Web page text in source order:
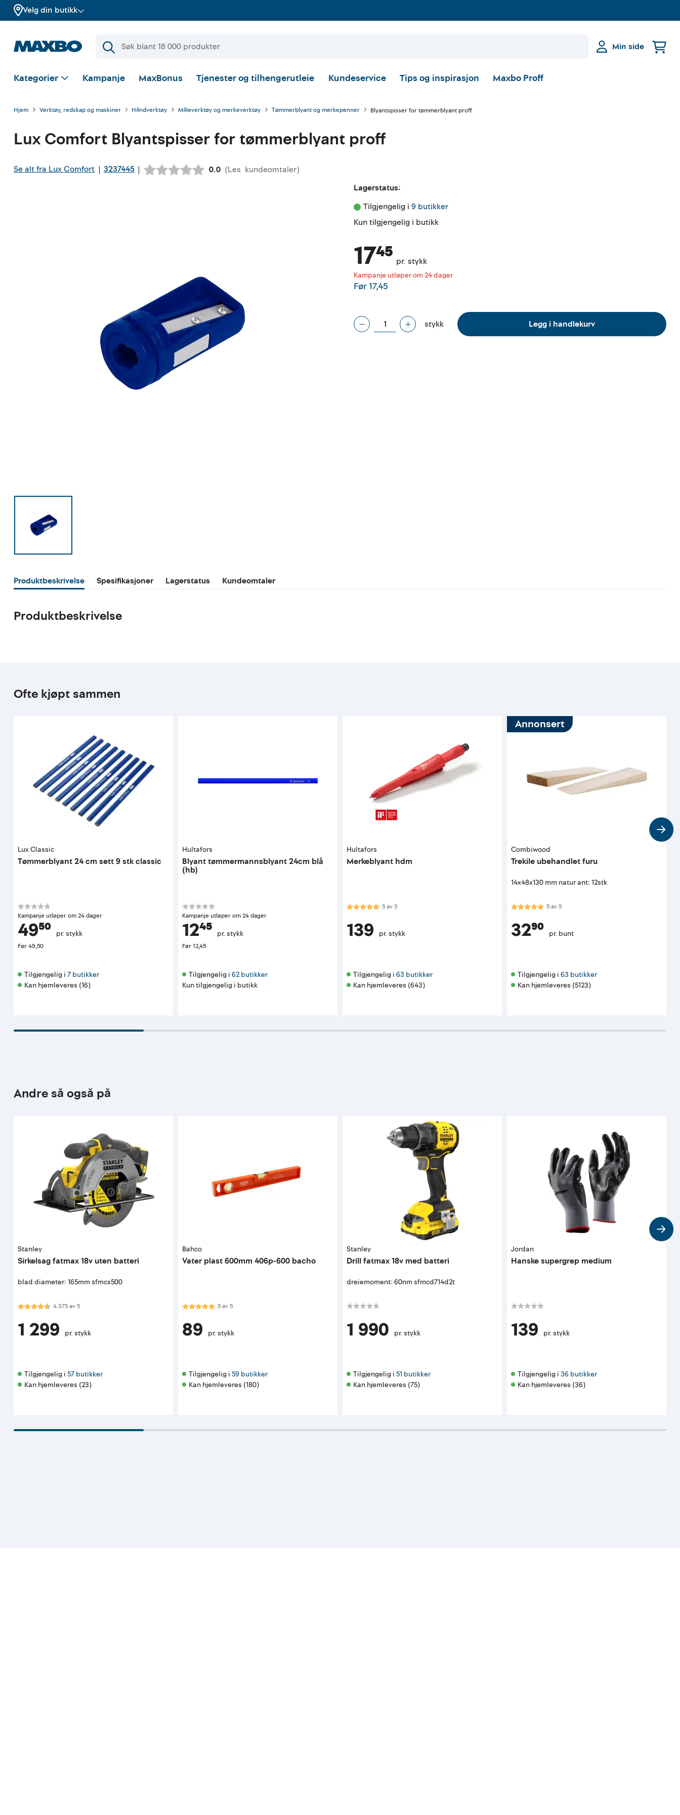
Velg din butikk
Min side
Kategorier Kampanje MaxBonus Tjenester og tilhengerutleie Kundeservice Tips og inspirasjon Maxbo Proff
Hjem Verktøy, redskap og maskiner Håndverktøy Måleverktøy og merkeverktøy Tømmerblyant og merkepenner Blyantspisser for tømmerblyant proff
Lux Comfort Blyantspisser for tømmerblyant proff
Se alt fra Lux Comfort | 3237445 | Gjennomsnittskarakter:
0.0 (Les kundeomtaler)
Lagerstatus:
Tilgjengelig i 9 butikker
Kun tilgjengelig i butikk
Kampanje utløper om 24 dager
17⁴⁵ pr. stykk
Før17,45
stykk Legg i handlekurv
Produktbeskrivelse Spesifikasjoner Lagerstatus Kundeomtaler
Produktbeskrivelse
Ofte kjøpt sammen
Lux Classic
Tømmerblyant 24 cm sett 9 stk classic
Kampanje utløper om 24 dager
49⁵⁰ pr. stykk
Før49,50
Tilgjengelig i 7 butikker
Kan hjemleveres (16)
Hultafors
Blyant tømmermannsblyant 24cm blå
(hb)
Kampanje utløper om 24 dager
12⁴⁵ pr. stykk
Før12,45
Tilgjengelig i 62 butikker
Kun tilgjengelig i butikk
Hultafors
Merkeblyant hdm
Karakter:5.0 av 5 mulige
5av5
139 pr. stykk
Tilgjengelig i 63 butikker
Kan hjemleveres (643)
Annonsert
Combiwood
Trekile ubehandlet furu
14x48x130 mm natur ant: 12stk
Karakter:5.0 av 5 mulige
5av5
32⁹⁰ pr. bunt
Tilgjengelig i 63 butikker
Kan hjemleveres (5123)
Andre så også på
Stanley
Sirkelsag fatmax 18v uten batteri
blad diameter: 165mm sfmcs500
Karakter:4.4 av 5 mulige
4.375av5
1 299 pr. stykk
Tilgjengelig i 57 butikker
Kan hjemleveres (23)
Bahco
Vater plast 600mm 406p-600 bacho
Karakter:5.0 av 5 mulige
5av5
89 pr. stykk
Tilgjengelig i 59 butikker
Kan hjemleveres (180)
Stanley
Drill fatmax 18v med batteri
dreiemoment: 60nm sfmcd714d2t
1 990 pr. stykk
Tilgjengelig i 51 butikker
Kan hjemleveres (75)
Jordan
Hanske supergrep medium
139 pr. stykk
Tilgjengelig i 36 butikker
Kan hjemleveres (36)